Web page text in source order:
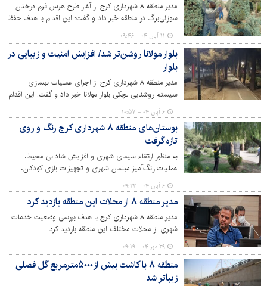
مدیر منطقه ۸ شهرداری کرج از آغاز طرح هرس فرم درختان
سوزنی‌برگ در منطقه خبر داد و گفت: این اقدام با هدف حفظ
زیبایی بصری، بهبود رشد درختان انجام می‌شود.
۱۱ آبان ۰۴ - ۰۹:۴۶
بلوار مولانا روشن‌تر شد/ افزایش امنیت و زیبایی در
بلوار
مدیر منطقه ۸ شهرداری کرج از اجرای عملیات بهسازی
سیستم روشنایی لچکی بلوار مولانا خبر داد و گفت: این اقدام
با هدف تامین امنیت و زیبایی سیمای شهری انجام شده
است.
۶ آبان ۰۴ - ۱۰:۵۷
بوستان‌های منطقه ۸ شهرداری کرج رنگ و روی
تازه گرفت
به منظور ارتقاء سیمای شهری و افزایش شادابی محیط،
عملیات رنگ‌آمیز مبلمان شهری و تجهیزات بازی کودکان،
هرس و فرم‌دهی درختان زینتی و همچنین فعال‌سازی
آب‌نماها در بوستان‌ها و فضاهای سبز منطقه ۸ به اجرا درآمد.
۶ آبان ۰۴ - ۰۹:۲۲
مدیر منطقه ۸ از محلات این منطقه بازدید کرد
مدیر منطقه ۸ شهرداری کرج با هدف بررسی وضعیت خدمات
شهری از محلات مختلف این منطقه بازدید کرد.
۲۹ مهر ۰۴ - ۰۹:۱۹
منطقه ۸ با کاشت بیش از۵۰۰۰مترمربع گل فصلی
زیباتر شد